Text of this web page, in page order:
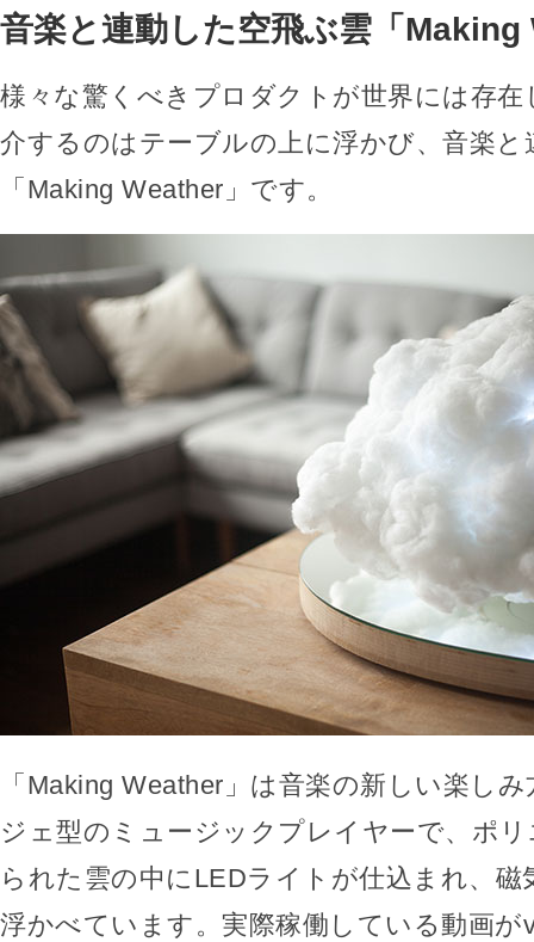
音楽と連動した空飛ぶ雲「Making
様々な驚くべきプロダクトが世界には存在
介するのはテーブルの上に浮かび、音楽と
「Making Weather」です。
「Making Weather」は音楽の新しい楽し
ジェ型のミュージックプレイヤーで、ポ
られた雲の中にLEDライトが仕込まれ、磁
浮かべています。実際稼働している動画が